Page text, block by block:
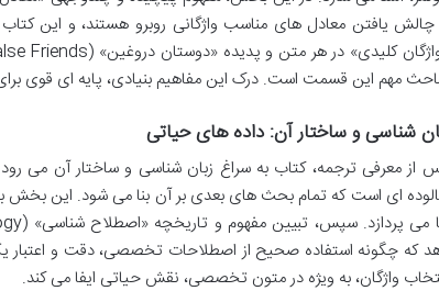
چالش یافتن معادل های مناسب واژگانی روبرو هستند، و این
مهم این قسمت است. درک این مفاهیم بنیادی، پایه ای قوی
شناسی و ساختار آن: داده های حیاتی
از معرفی ترجمه، کتاب به سراغ زبان شناسی و ساختار آن می
ای است که تمام بحث های بعدی بر آن بنا می شود. این
که چگونه استفاده صحیح از اصطلاحات تخصصی، دقت و
واژگان، به ویژه در متون تخصصی، نقش حیاتی ایفا می کند.